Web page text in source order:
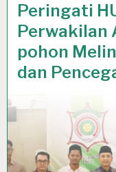
Peringati
Perwakilan
pohon
dan